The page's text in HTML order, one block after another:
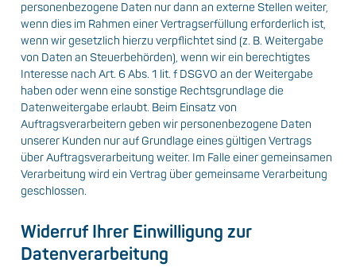
personenbezogene Daten nur dann an externe Stellen weiter,
wenn dies im Rahmen einer Vertragserfüllung erforderlich ist,
wenn wir gesetzlich hierzu verpflichtet sind (z. B. Weitergabe
von Daten an Steuerbehörden), wenn wir ein berechtigtes
Interesse nach Art. 6 Abs. 1 lit. f DSGVO an der Weitergabe
haben oder wenn eine sonstige Rechtsgrundlage die
Datenweitergabe erlaubt. Beim Einsatz von
Auftragsverarbeitern geben wir personenbezogene Daten
unserer Kunden nur auf Grundlage eines gültigen Vertrags
über Auftragsverarbeitung weiter. Im Falle einer gemeinsamen
Verarbeitung wird ein Vertrag über gemeinsame Verarbeitung
geschlossen.
Widerruf Ihrer Einwilligung zur
Datenverarbeitung